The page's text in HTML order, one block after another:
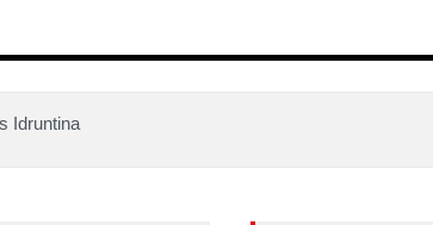
Idruntina